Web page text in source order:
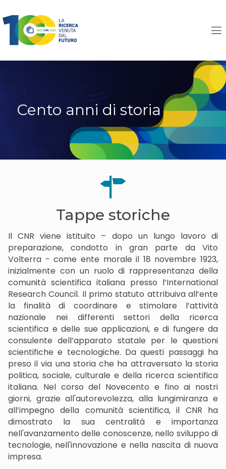
Cento anni di storia
Tappe storiche
Il CNR viene istituito – dopo un lungo lavoro di
preparazione, condotto in gran parte da Vito
Volterra - come ente morale il 18 novembre 1923,
inizialmente con un ruolo di rappresentanza della
comunità scientifica italiana presso l’International
Research Council. Il primo statuto attribuiva all’ente
la finalità di coordinare e stimolare l’attività
nazionale nei differenti settori della ricerca
scientifica e delle sue applicazioni, e di fungere da
consulente dell’apparato statale per le questioni
scientifiche e tecnologiche. Da questi passaggi ha
preso il via una storia che ha attraversato la storia
politica, sociale, culturale e della ricerca scientifica
italiana. Nel corso del Novecento e fino ai nostri
giorni, grazie all'autorevolezza, alla lungimiranza e
all’impegno della comunità scientifica, il CNR ha
dimostrato la sua centralità e importanza
nell'avanzamento delle conoscenze, nello sviluppo di
tecnologie, nell'innovazione e nella nascita di nuova
impresa.